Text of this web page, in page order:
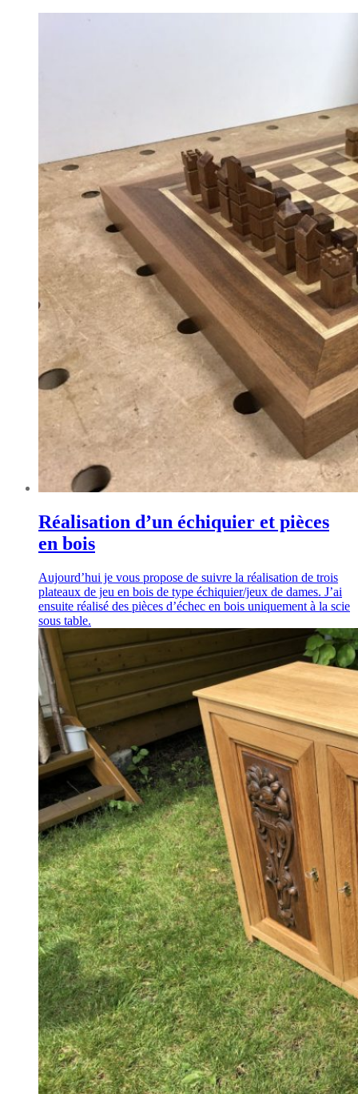
Réalisation d’un échiquier et pièces
en bois
Aujourd’hui je vous propose de suivre la réalisation de trois
plateaux de jeu en bois de type échiquier/jeux de dames. J’ai
ensuite réalisé des pièces d’échec en bois uniquement à la scie
sous table.